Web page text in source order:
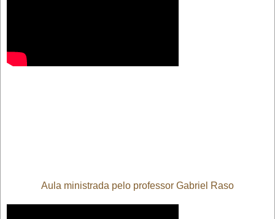
Aula ministrada pelo professor Gabriel Raso